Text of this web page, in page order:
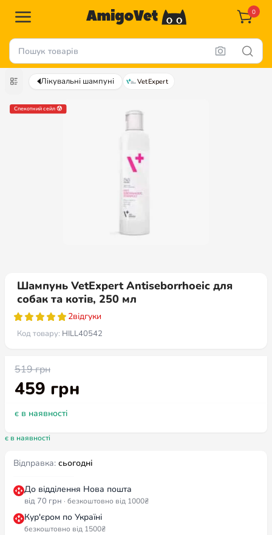
0
Лікувальні шампуні VetExpert
Спекотний сейл 😰
Шампунь VetExpert Antiseborrhoeic для
собак та котів, 250 мл
2відгуки
Код товару: HILL40542
519грн
459 грн
є в наявності
є в наявності
Відправка: сьогодні
До відділення Нова пошта
від 70 грн · безкоштовно від 1000₴
Кур'єром по Україні
безкоштовно від 1500₴